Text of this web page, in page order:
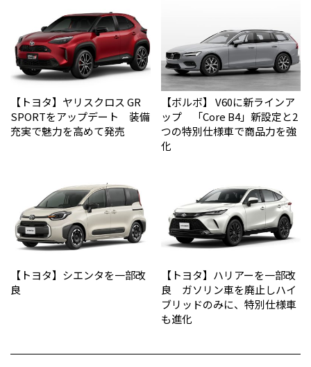
【トヨタ】ヤリスクロス GR
SPORTをアップデート 装備
充実で魅力を高めて発売
【ボルボ】 V60に新ラインア
ップ 「Core B4」新設定と2
つの特別仕様車で商品力を強
化
【トヨタ】シエンタを一部改
良
【トヨタ】ハリアーを一部改
良 ガソリン車を廃止しハイ
ブリッドのみに、特別仕様車
も進化